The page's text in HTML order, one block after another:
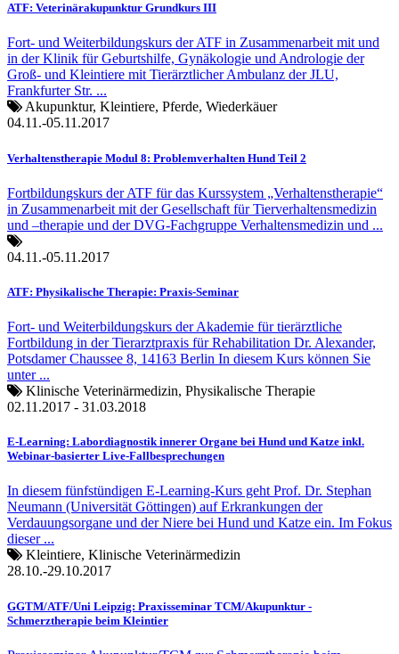
ATF: Veterinärakupunktur Grundkurs III
Fort- und Weiterbildungskurs der ATF in Zusammenarbeit mit und
in der Klinik für Geburtshilfe, Gynäkologie und Andrologie der
Groß- und Kleintiere mit Tierärztlicher Ambulanz der JLU,
Frankfurter Str. ...
Akupunktur, Kleintiere, Pferde, Wiederkäuer
04.11.-05.11.2017
Verhaltenstherapie Modul 8: Problemverhalten Hund Teil 2
Fortbildungskurs der ATF für das Kurssystem „Verhaltenstherapie“
in Zusammenarbeit mit der Gesellschaft für Tierverhaltensmedizin
und –therapie und der DVG-Fachgruppe Verhaltensmedizin und ...
04.11.-05.11.2017
ATF: Physikalische Therapie: Praxis-Seminar
Fort- und Weiterbildungskurs der Akademie für tierärztliche
Fortbildung in der Tierarztpraxis für Rehabilitation Dr. Alexander,
Potsdamer Chaussee 8, 14163 Berlin In diesem Kurs können Sie
unter ...
Klinische Veterinärmedizin, Physikalische Therapie
02.11.2017 - 31.03.2018
E-Learning: Labordiagnostik innerer Organe bei Hund und Katze inkl.
Webinar-basierter Live-Fallbesprechungen
In diesem fünfstündigen E-Learning-Kurs geht Prof. Dr. Stephan
Neumann (Universität Göttingen) auf Erkrankungen der
Verdauungsorgane und der Niere bei Hund und Katze ein. Im Fokus
dieser ...
Kleintiere, Klinische Veterinärmedizin
28.10.-29.10.2017
GGTM/ATF/Uni Leipzig: Praxisseminar TCM/Akupunktur -
Schmerztherapie beim Kleintier